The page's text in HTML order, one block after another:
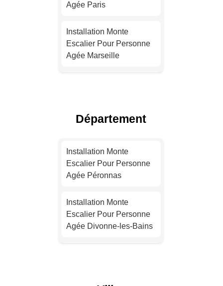
Agée Paris
Installation Monte
Escalier Pour Personne
Agée Marseille
Agée Toulouse
Agée Nice
Département
Installation Monte
Escalier Pour Personne
Agée Péronnas
Installation Monte
Escalier Pour Personne
Agée Divonne-les-Bains